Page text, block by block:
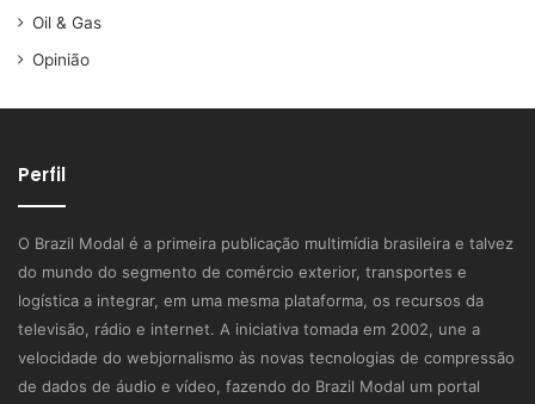
Oil & Gas
Opinião
Perfil
O Brazil Modal é a primeira publicação multimídia brasileira e talvez
do mundo do segmento de comércio exterior, transportes e
logística a integrar, em uma mesma plataforma, os recursos da
televisão, rádio e internet. A iniciativa tomada em 2002, une a
velocidade do webjornalismo às novas tecnologias de compressão
de dados de áudio e vídeo, fazendo do Brazil Modal um portal